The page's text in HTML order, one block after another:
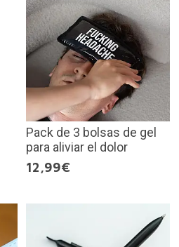
Pack de 3 bolsas de gel
para aliviar el dolor
12,99€